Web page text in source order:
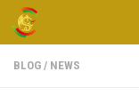
Salta al contenuto
BLOG / NEWS